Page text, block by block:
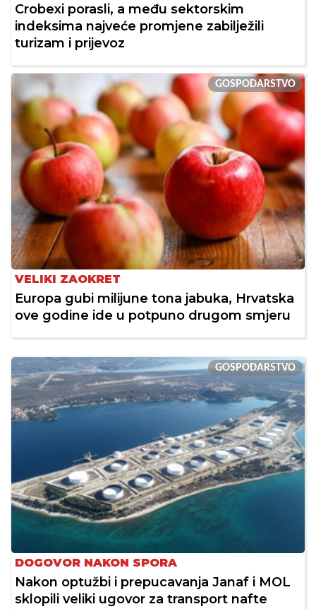
Crobexi porasli, a među sektorskim
indeksima najveće promjene zabilježili
turizam i prijevoz
GOSPODARSTVO
VELIKI ZAOKRET
Europa gubi milijune tona jabuka, Hrvatska
ove godine ide u potpuno drugom smjeru
GOSPODARSTVO
DOGOVOR NAKON SPORA
Nakon optužbi i prepucavanja Janaf i MOL
sklopili veliki ugovor za transport nafte